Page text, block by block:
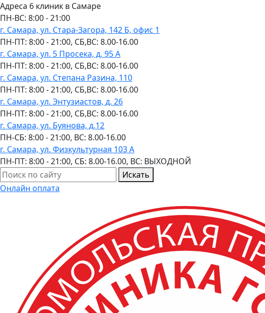
Адреса 6 клиник в Самаре
ПН-ВC: 8:00 - 21:00
г. Самара, ул. Стара-Загора, 142 Б, офис 1
ПН-ПТ: 8:00 - 21:00, СБ,ВС: 8.00-16.00
г. Самара, ул. 5 Просека, д. 95 А
ПН-ПТ: 8:00 - 21:00, СБ,ВС: 8.00-16.00
г. Самара, ул. Степана Разина, 110
ПН-ПТ: 8:00 - 21:00, СБ,ВС: 8.00-16.00
г. Самара, ул. Энтузиастов, д. 26
ПН-ПТ: 8:00 - 21:00, СБ,ВС: 8.00-16.00
г. Самара, ул. Буянова, д.12
ПН-СБ: 8:00 - 21:00, ВС: 8.00-16.00
г. Самара, ул. Физкультурная 103 А
ПН-ПТ: 8:00 - 21:00, СБ: 8.00-16.00, ВС: ВЫХОДНОЙ
Искать
Онлайн оплата